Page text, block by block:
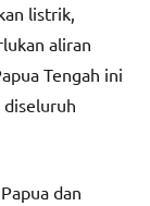
listrik,
aliran
Tengah ini
diseluruh
dan